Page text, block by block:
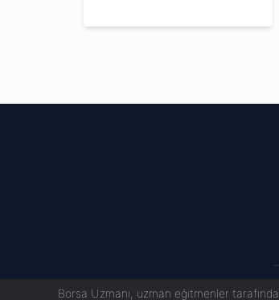
Borsa Uzmanı, uzman eğitmenler